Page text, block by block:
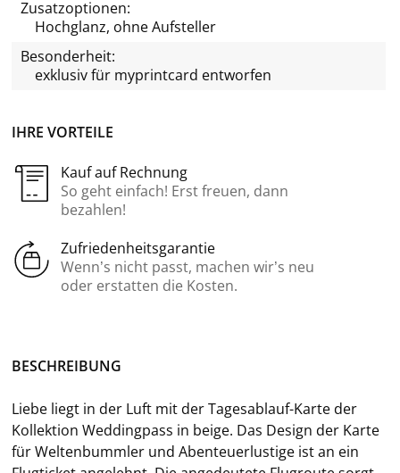
IHRE VORTEILE
Kauf auf Rechnung
So geht einfach! Erst freuen, dann
bezahlen!
Zufriedenheitsgarantie
Wenn’s nicht passt, machen wir’s neu
oder erstatten die Kosten.
Zusatzoptionen:
Hochglanz, ohne Aufsteller
Besonderheit:
exklusiv für myprintcard entworfen
BE­SCHREI­BUNG
Liebe liegt in der Luft mit der Tagesablauf-​Karte der
Kol­lek­ti­on Wed­ding­pass in beige. Das De­sign der Karte
für Wel­ten­bumm­ler und Aben­teu­er­lus­ti­ge ist an ein